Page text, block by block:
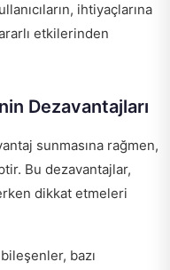
ihtiyaçlarına
etkilerinden
Dezavantajları
sunmasına rağmen,
Bu dezavantajlar,
dikkat etmeleri
bazı